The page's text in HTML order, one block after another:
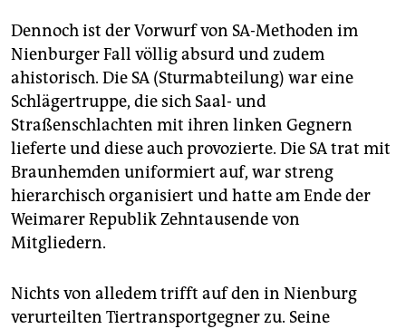
Dennoch ist der Vorwurf von SA-Methoden im
Nienburger Fall völlig absurd und zudem
ahistorisch. Die SA (Sturmabteilung) war eine
Schlägertruppe, die sich Saal- und
Straßenschlachten mit ihren linken Gegnern
lieferte und diese auch provozierte. Die SA trat mit
Braunhemden uniformiert auf, war streng
hierarchisch organisiert und hatte am Ende der
Weimarer Republik Zehntausende von
Mitgliedern.
Nichts von alledem trifft auf den in Nienburg
verurteilten Tiertransportgegner zu. Seine